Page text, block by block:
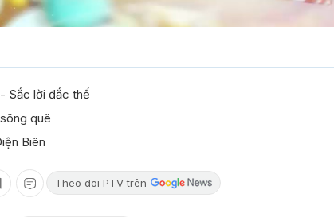
Sắc lời đắc thế
quê
Biên
Theo dõi PTV trên